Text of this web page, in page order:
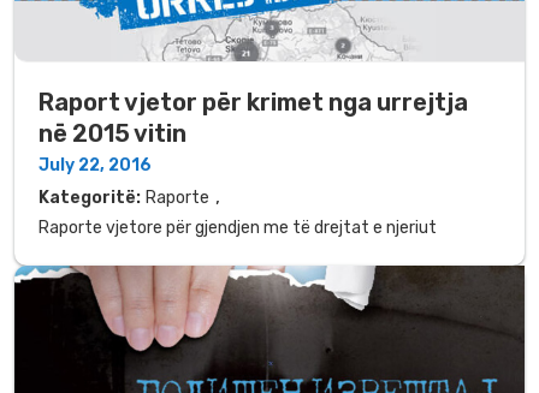
Raport vjetor për krimet nga urrejtja
në 2015 vitin
July 22, 2016
Kategoritë: Raporte ,
Raporte vjetore për gjendjen me të drejtat e njeriut